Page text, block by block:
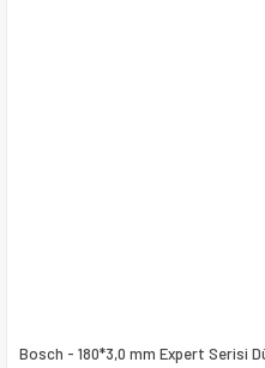
Bosch - 180*3,0 mm Expert Serisi